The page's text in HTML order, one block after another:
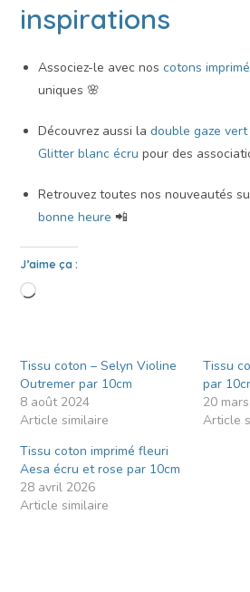
inspirations
Associez-le avec noscotons
uniques 🌸
Découvrez aussi ladouble gaze
Glitter blanc écru pour des
Retrouvez toutes nos nouveautés
bonne heure 📲
J’aime ça :
Tissu coton – Selyn Violine
Outremer par 10cm
8 août 2024
Article similaire
Tissu
par
20
Article
Tissu coton imprimé fleuri
Aesa écru et rose par 10cm
28 avril 2026
Article similaire